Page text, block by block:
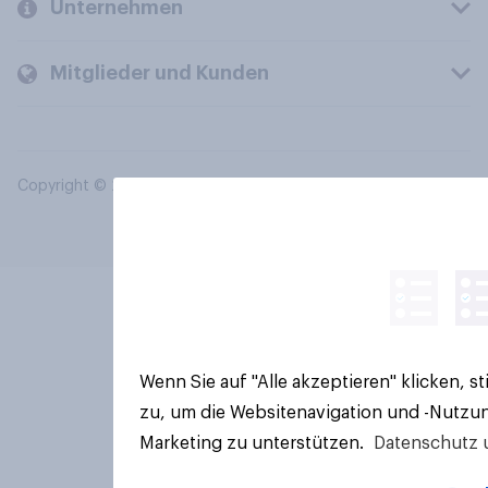
Unternehmen
Mitglieder und Kunden
Copyright © 2026 YouGov PLC. Alle Rechte vorbehalten.
Wenn Sie auf "Alle akzeptieren" klicken,
zu, um die Websitenavigation und -
Marketing zu unterstützen.
Datenschutz